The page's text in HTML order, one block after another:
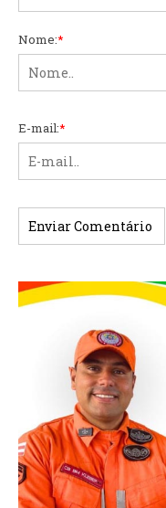
Nome:*
E-mail:*